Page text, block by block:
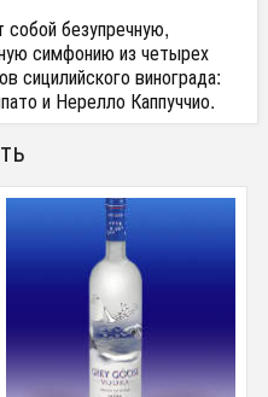
собой безупречную,
симфонию из четырех
сицилийского винограда:
и Нерелло Каппуччио.